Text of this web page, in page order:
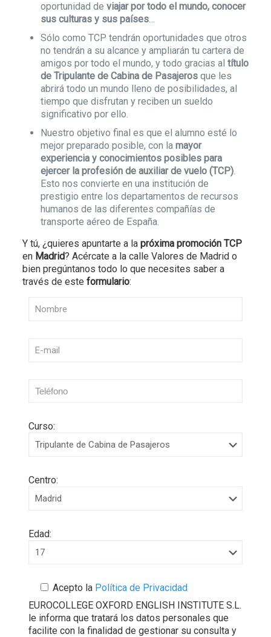
oportunidad de viajar por todo el mundo, conocer
sus culturas y sus países…
Sólo como TCP tendrán oportunidades que otros
no tendrán a su alcance y ampliarán tu cartera de
amigos por todo el mundo, y todo gracias al título
de Tripulante de Cabina de Pasajerosque les
abrirá todo un mundo lleno de posibilidades, al
tiempo que disfrutan y reciben un sueldo
significativo por ello.
Nuestro objetivo final es que el alumno esté lo
mejor preparado posible, con la mayor
experiencia y conocimientos posibles para
ejercer la profesión de auxiliar de vuelo (TCP).
Esto nos convierte en una institución de
prestigio entre los departamentos de recursos
humanos de las diferentes compañías de
transporte aéreo de España.
Y tú, ¿quieres apuntarte a la próxima promoción TCP
en Madrid? Acércate a la calle Valores de Madrid o
bien pregúntanos todo lo que necesites saber a
través de este formulario:
Curso:
Centro:
Edad:
Acepto laPolítica de Privacidad
EUROCOLLEGE OXFORD ENGLISH INSTITUTE S.L.
le informa que tratará los datos personales que
facilite con la finalidad de gestionar su consulta y